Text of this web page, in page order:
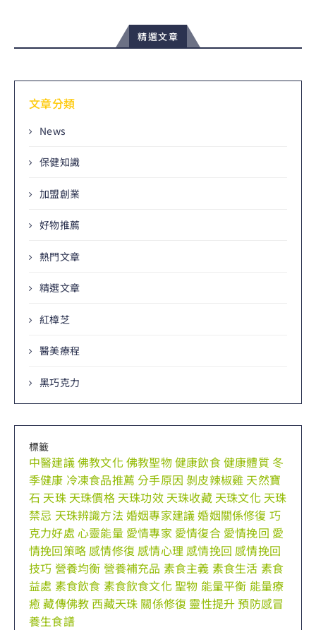
精選文章
文章分類
News
保健知識
加盟創業
好物推薦
熱門文章
精選文章
紅樟芝
醫美療程
黑巧克力
標籤
中醫建議佛教文化佛教聖物健康飲食健康體質 冬
季健康 冷凍食品推薦 分手原因 剝皮辣椒雞 天然寶
石 天珠 天珠價格 天珠功效 天珠收藏 天珠文化 天珠
禁忌 天珠辨識方法 婚姻專家建議婚姻關係修復 巧
克力好處 心靈能量 愛情專家 愛情復合 愛情挽回 愛
情挽回策略 感情修復 感情心理 感情挽回 感情挽回
技巧 營養均衡 營養補充品 素食主義 素食生活 素食
益處 素食飲食 素食飲食文化聖物 能量平衡 能量療
癒藏傳佛教 西藏天珠 關係修復 靈性提升預防感冒
養生食譜